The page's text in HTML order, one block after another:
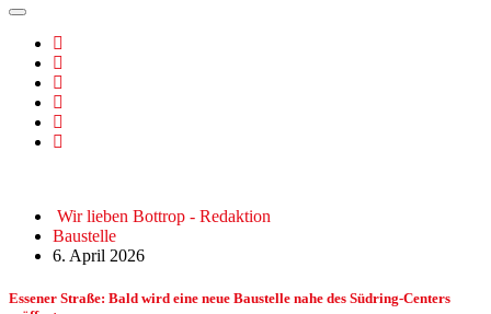
Wir lieben Bottrop - Redaktion
Baustelle
6. April 2026
Essener Straße: Bald wird eine neue Baustelle nahe des Südring-Centers